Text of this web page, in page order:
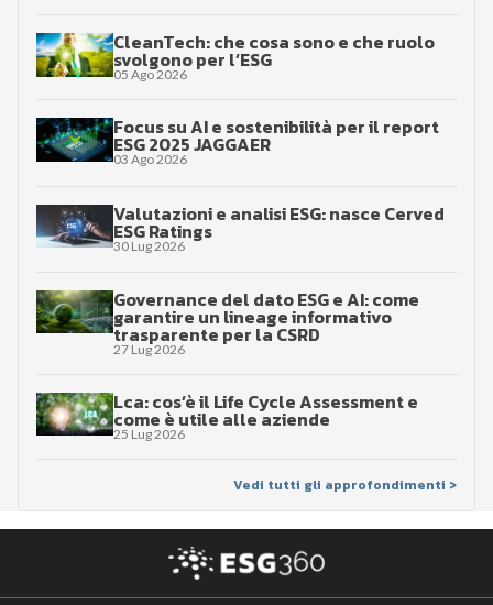
CleanTech: che cosa sono e che ruolo
svolgono per l’ESG
05 Ago 2026
Focus su AI e sostenibilità per il report
ESG 2025 JAGGAER
03 Ago 2026
Valutazioni e analisi ESG: nasce Cerved
ESG Ratings
30 Lug 2026
Governance del dato ESG e AI: come
garantire un lineage informativo
trasparente per la CSRD
27 Lug 2026
Lca: cos’è il Life Cycle Assessment e
come è utile alle aziende
25 Lug 2026
Vedi tutti gli approfondimenti >